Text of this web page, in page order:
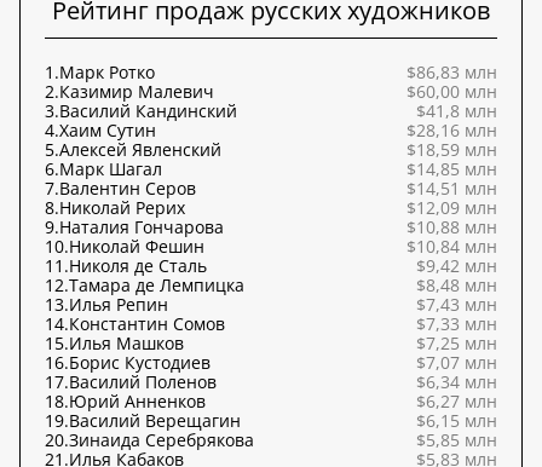
Рейтинг продаж русских художников
1.Марк Ротко
$86,83 млн
2.Казимир Малевич
$60,00 млн
3.Василий Кандинский
$41,8 млн
4.Хаим Сутин
$28,16 млн
5.Алексей Явленский
$18,59 млн
6.Марк Шагал
$14,85 млн
7.Валентин Серов
$14,51 млн
8.Николай Рерих
$12,09 млн
9.Наталия Гончарова
$10,88 млн
10.Николай Фешин
$10,84 млн
11.Николя де Сталь
$9,42 млн
12.Тамара де Лемпицка
$8,48 млн
13.Илья Репин
$7,43 млн
14.Константин Сомов
$7,33 млн
15.Илья Машков
$7,25 млн
16.Борис Кустодиев
$7,07 млн
17.Василий Поленов
$6,34 млн
18.Юрий Анненков
$6,27 млн
19.Василий Верещагин
$6,15 млн
20.Зинаида Серебрякова
$5,85 млн
21.Илья Кабаков $5,83 млн